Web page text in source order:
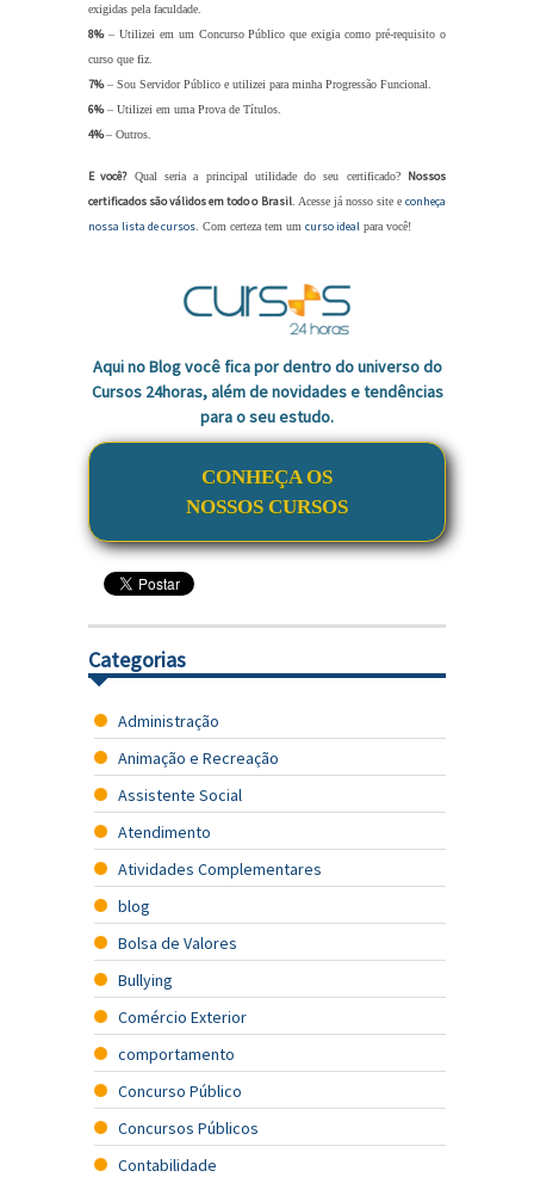
exigidas pela faculdade.
8%– Utilizei em um Concurso Público que exigia como pré-requisito o
curso que fiz.
7%– Sou Servidor Público e utilizei para minha Progressão Funcional.
6%– Utilizei em uma Prova de Títulos.
4%– Outros.
E você?Qual seria a principal utilidade do seu certificado? Nossos
certificados são válidos em todo o Brasil. Acesse já nosso site e conheça
nossa lista de cursos . Com certeza tem um curso ideal para você!
Aqui no Blog você fica por dentro do universo do
Cursos 24horas, além de novidades e tendências
para o seu estudo.
CONHEÇA OS
NOSSOS CURSOS
Categorias
Administração
Animação e Recreação
Assistente Social
Atendimento
Atividades Complementares
blog
Bolsa de Valores
Bullying
Comércio Exterior
comportamento
Concurso Público
Concursos Públicos
Contabilidade